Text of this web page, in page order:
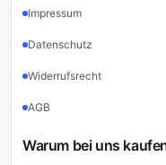
Impressum
Datenschutz
Widerrufsrecht
AGB
Warum bei uns